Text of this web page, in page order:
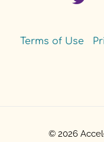
Terms of Use
© 2026